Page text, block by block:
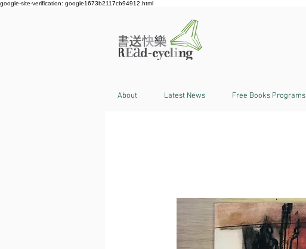
google-site-verification: google1673b2117cb94912.html
About Latest News Free Books Programs